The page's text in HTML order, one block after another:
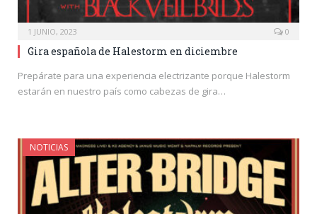
1 JUNIO, 2023 0
Gira española de Halestorm en diciembre
Prepárate para una experiencia electrizante porque Halestorm
estarán en nuestro país como cabezas de gira…
NOTICIAS